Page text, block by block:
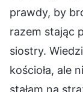
prawdy, by
razem stając
siostry.
kościoła, ale
stałam na